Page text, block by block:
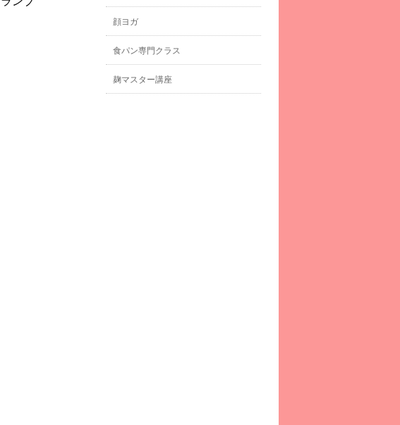
顔ヨガ
食パン専門クラス
麹マスター講座